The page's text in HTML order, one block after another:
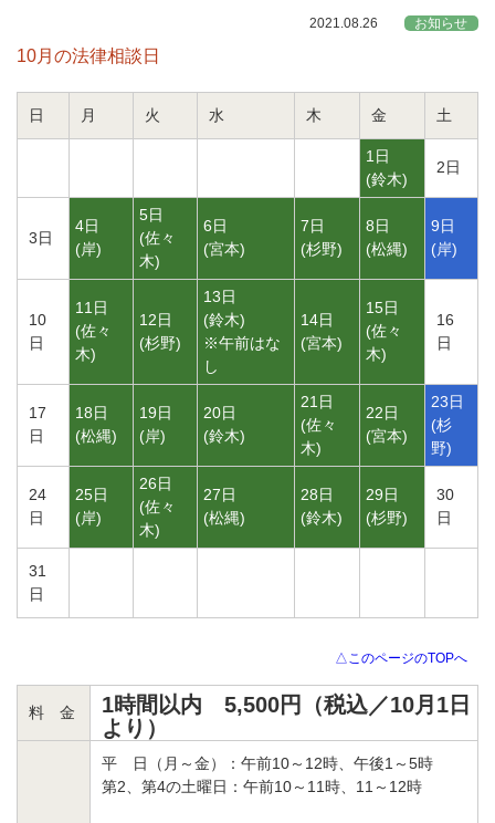
2021.08.26 お知らせ
10月の法律相談日
日 月 火 水 木 金 土
1日
(鈴木)
2日
3日
4日
(岸)
5日
(佐々
木)
6日
(宮本)
7日
(杉野)
8日
(松縄)
9日
(岸)
10
日
11日
(佐々
木)
12日
(杉野)
13日
(鈴木)
※午前はな
し
14日
(宮本)
15日
(佐々
木)
16
日
17
日
18日
(松縄)
19日
(岸)
20日
(鈴木)
21日
(佐々
木)
22日
(宮本)
23日
(杉
野)
24
日
25日
(岸)
26日
(佐々
木)
27日
(松縄)
28日
(鈴木)
29日
(杉野)
30
日
31
日
△このページのTOPへ
料 金
1時間以内 5,500円（税込／10月1日
より）
平 日（月～金）：午前10～12時、午後1～5時
第2、第4の土曜日：午前10～11時、11～12時